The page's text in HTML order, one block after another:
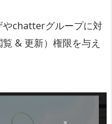
やchatterグループに対
& 更新）権限を与え